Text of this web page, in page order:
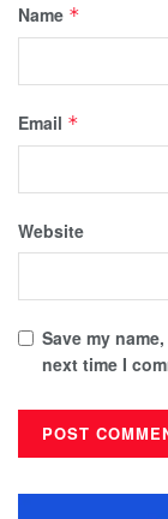
Name *
Email *
Website
Save my
next time I